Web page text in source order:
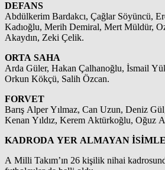
DEFANS
Abdülkerim Bardakcı, Çağlar Söyüncü,
Kadıoğlu, Merih Demiral, Mert Müldür,
Akaydın, Zeki Çelik.
ORTA SAHA
Arda Güler, Hakan Çalhanoğlu, İsmail
Orkun Kökçü, Salih Özcan.
FORVET
Barış Alper Yılmaz, Can Uzun, Deniz
Kenan Yıldız, Kerem Aktürkoğlu, Oğuz
KADRODA YER ALMAYAN
A Milli Takım’ın 26 kişilik nihai